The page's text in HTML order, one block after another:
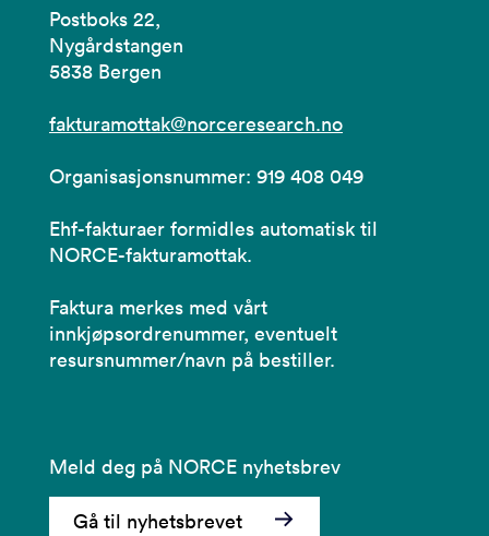
Postboks 22,
Nygårdstangen
5838 Bergen
fakturamottak@norceresearch.no
Organisasjonsnummer: 919 408 049
Ehf-fakturaer formidles automatisk til
NORCE-fakturamottak.
Faktura merkes med vårt
innkjøpsordrenummer, eventuelt
resursnummer/navn på bestiller.
Meld deg på NORCE nyhetsbrev
Gå til nyhetsbrevet